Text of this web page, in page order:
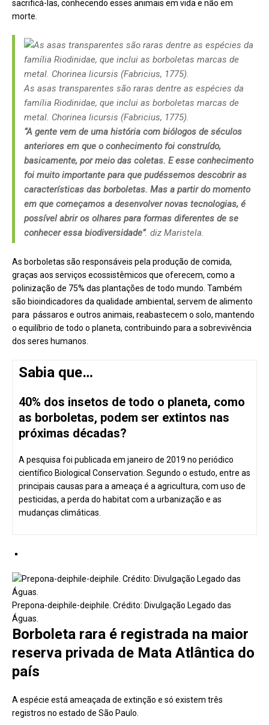
sacrificá-las, conhecendo esses animais em vida e não em
morte.
As asas transparentes são raras dentre as espécies da
família Riodinidae, que inclui as borboletas marcas de
metal. Chorinea licursis (Fabricius, 1775).
“A gente vem de uma história com biólogos de séculos
anteriores em que o conhecimento foi construído,
basicamente, por meio das coletas. E esse conhecimento
foi muito importante para que pudéssemos descobrir as
características das borboletas. Mas a partir do momento
em que começamos a desenvolver novas tecnologias, é
possível abrir os olhares para formas diferentes de se
conhecer essa biodiversidade”. diz Maristela.
As borboletas são responsáveis pela produção de comida,
graças aos serviços ecossistêmicos que oferecem, como a
polinização de 75% das plantações de todo mundo. Também
são bioindicadores da qualidade ambiental, servem de alimento
para pássaros e outros animais, reabastecem o solo, mantendo
o equilíbrio de todo o planeta, contribuindo para a sobrevivência
dos seres humanos.
Sabia que…
40% dos insetos de todo o planeta, como
as borboletas, podem ser extintos nas
próximas décadas?
A pesquisa foi publicada em janeiro de 2019 no periódico
científico Biological Conservation. Segundo o estudo, entre as
principais causas para a ameaça é a agricultura, com uso de
pesticidas, a perda do habitat com a urbanização e as
mudanças climáticas.
Prepona-deiphile-deiphile. Crédito: Divulgação Legado das
Águas.
Borboleta rara é registrada na maior
reserva privada de Mata Atlântica do
país
A espécie está ameaçada de extinção e só existem três
registros no estado de São Paulo.